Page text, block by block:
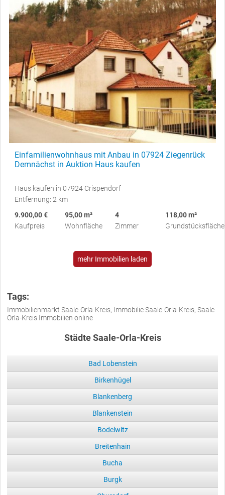
Einfamilienwohnhaus mit Anbau in 07924 Ziegenrück
Demnächst in Auktion Haus kaufen
Haus kaufen in 07924 Crispendorf
Entfernung: 2 km
9.900,00 €
Kaufpreis
95,00 m²
Wohnfläche
4
Zimmer
118,00 m²
Grundstücksfläche
mehr Immobilien laden
Tags:
Immobilienmarkt Saale-Orla-Kreis, Immobilie Saale-Orla-Kreis, Saale-
Orla-Kreis Immobilien online
Städte Saale-Orla-Kreis
Bad Lobenstein
Birkenhügel
Blankenberg
Blankenstein
Bodelwitz
Breitenhain
Bucha
Burgk